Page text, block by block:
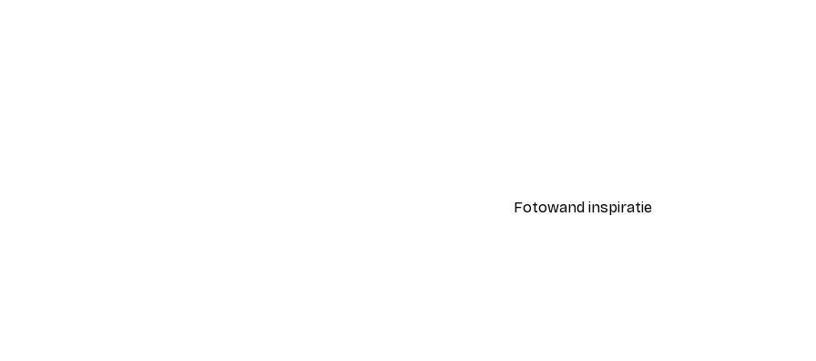
Fotowand inspiratie